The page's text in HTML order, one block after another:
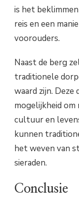
is het
reis en een
voorouders.
Naast de berg
traditionele
waard zijn. Deze
mogelijkheid
cultuur en
kunnen
het weven van
sieraden.
Conclusie